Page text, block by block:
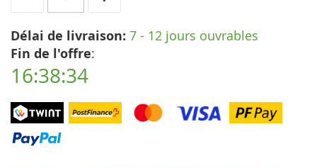
Délai de livraison: 7 - 12 jours ouvrables
Fin de l'offre:
16:38:33